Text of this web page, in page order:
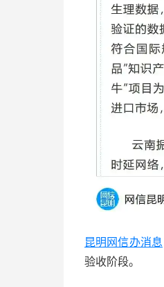
昆明网信办消息
验收阶段。